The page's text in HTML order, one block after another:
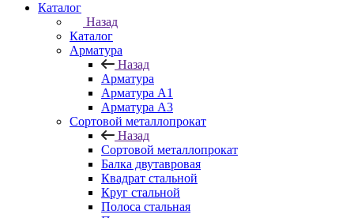
Каталог
Назад
Каталог
Арматура
Назад
Арматура
Арматура A1
Арматура А3
Сортовой металлопрокат
Назад
Сортовой металлопрокат
Балка двутавровая
Квадрат стальной
Круг стальной
Полоса стальная